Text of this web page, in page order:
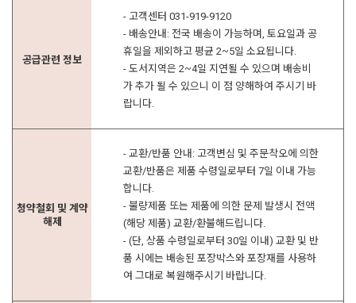
공급관련 정보
- 고객센터 031-919-9120
- 배송안내: 전국 배송이 가능하며, 토요일과 공
휴일을 제외하고 평균 2~5일 소요됩니다.
- 도서지역은 2~4일 지연될 수 있으며 배송비
가 추가 될 수 있으니 이 점 양해하여 주시기 바
랍니다.
청약철회 및 계약
해제
- 교환/반품 안내: 고객변심 및 주문착오에 의한
교환/반품은 제품 수령일로부터 7일 이내 가능
합니다.
- 불량제품 또는 제품에 의한 문제 발생시 전액
(해당 제품) 교환/환불해드립니다.
- (단, 상품 수령일로부터 30일 이내) 교환 및 반
품 시에는 배송된 포장박스와 포장재를 사용하
여 그대로 복원해주시기 바랍니다.